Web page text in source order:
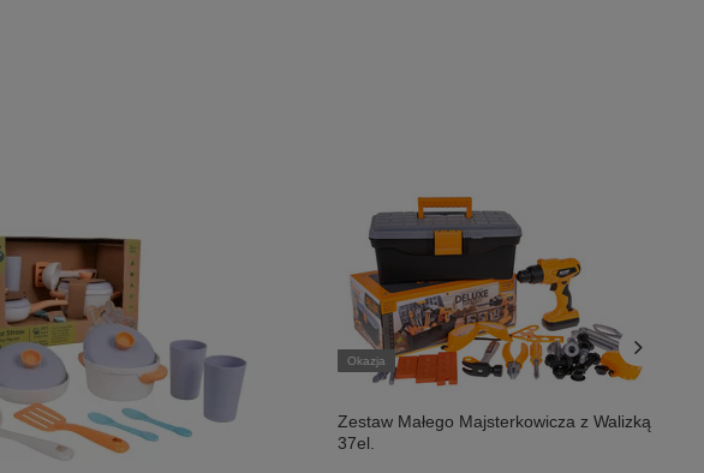
Okazja
Zestaw Małego Majsterkowicza z Walizką
37el.